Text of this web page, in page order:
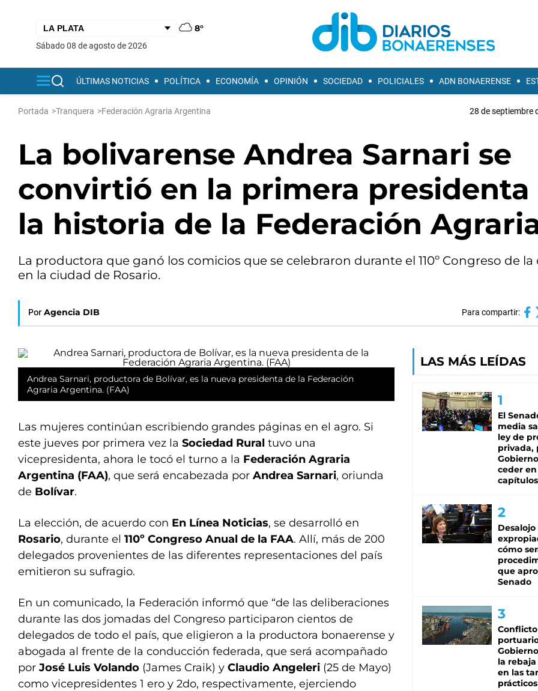
8°
sábado 08 de agosto de 2026
ÚLTIMAS NOTICIAS POLÍTICA ECONOMÍA OPINIÓN SOCIEDAD POLICIALES ADN BONAERENSE
Portada >Tranquera >Federación Agraria Argentina 28 de septiembre
La bolivarense Andrea Sarnari se
convirtió en la primera presidenta
la historia de la Federación
La productora que ganó los comicios que se celebraron durante el 110º Congreso de
en la ciudad de Rosario.
Por Agencia DIB Para compartir:
Andrea Sarnari, productora de Bolívar, es la nueva presidenta de la Federación
Agraria Argentina. (FAA)
Las mujeres continúan escribiendo grandes páginas en el agro. Si
este jueves por primera vez la Sociedad Rural tuvo una
vicepresidenta, ahora le tocó el turno a la Federación Agraria
Argentina (FAA), que será encabezada por Andrea Sarnari, oriunda
de Bolívar.
La elección, de acuerdo con En Línea Noticias, se desarrolló en
Rosario, durante el 110º Congreso Anual de la FAA. Allí, más de 200
delegados provenientes de las diferentes representaciones del país
emitieron su sufragio.
En un comunicado, la Federación informó que “de las deliberaciones
durante las dos jomadas del Congreso participaron cientos de
delegados de todo el país, que eligieron a la productora bonaerense y
abogada al frente de la conducción federada, que será acompañado
por José Luis Volando (James Craik) y Claudio Angeleri (25 de Mayo)
como vicepresidentes 1 ero y 2do, respectivamente, ejerciendo
LAS MÁS LEÍDAS
El
media
ley de
privada,
ceder
capítulos
cómo
que
Senado
Conflicto
la rebaja
en las
prácticos